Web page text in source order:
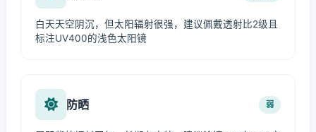
白天天空阴沉，但太阳辐射很强，建议佩戴透射比2级且
标注UV400的浅色太阳镜
防晒 弱